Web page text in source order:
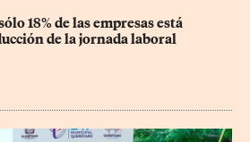
18% de las empresas está
de la jornada laboral